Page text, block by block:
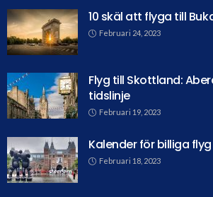
10 skäl att flyga till
Februari 24, 2023
Flyg till Skottland:
tidslinje
Februari 19, 2023
Kalender för billiga
Februari 18, 2023